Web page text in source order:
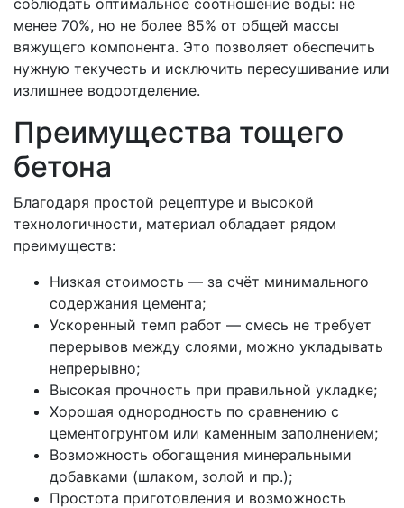
менее 70%, но не более 85% от общей массы
вяжущего компонента. Это позволяет обеспечить
нужную текучесть и исключить пересушивание или
излишнее водоотделение.
Преимущества тощего
бетона
Благодаря простой рецептуре и высокой
технологичности, материал обладает рядом
преимуществ:
Низкая стоимость — за счёт минимального
содержания цемента;
Ускоренный темп работ — смесь не требует
перерывов между слоями, можно укладывать
непрерывно;
Высокая прочность при правильной укладке;
Хорошая однородность по сравнению с
цементогрунтом или каменным заполнением;
Возможность обогащения минеральными
добавками (шлаком, золой и пр.);
Простота приготовления и возможность